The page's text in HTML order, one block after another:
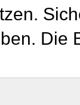
Die